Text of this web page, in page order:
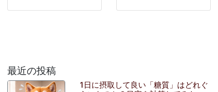
最近の投稿
1日に摂取して良い「糖質」はどれぐ